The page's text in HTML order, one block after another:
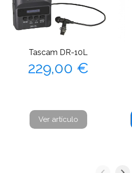
Tascam DR-10L
Precio
229,00 €
Ver artículo